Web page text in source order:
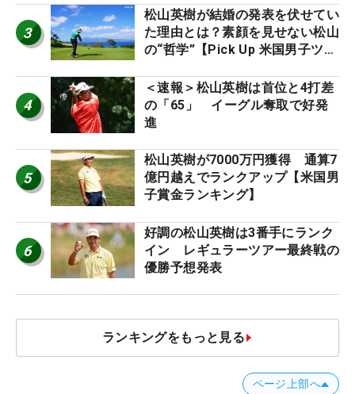
3
松山英樹が結婚の発表を伏せてい
た理由とは？素顔を見せない松山
の“哲学”【Pick Up 米国男子ツア
4
＜速報＞松山英樹は首位と4打差
の「65」 イーグル奪取で好発
進
5
松山英樹が7000万円獲得 通算7
億円越えでランクアップ【米国男
子賞金ランキング】
6
好調の松山英樹は3番手にランク
イン レギュラーツアー最終戦の
優勝予想発表
ランキングをもっと見る
ページ上部へ